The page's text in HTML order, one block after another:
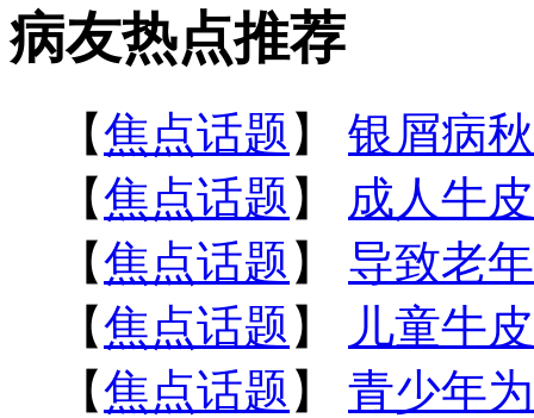
病友热点推荐
【焦点话题 】 银屑病
【焦点话题 】 成人牛
【焦点话题 】 导致老
【焦点话题 】
儿童牛
【焦点话题 】 青少年